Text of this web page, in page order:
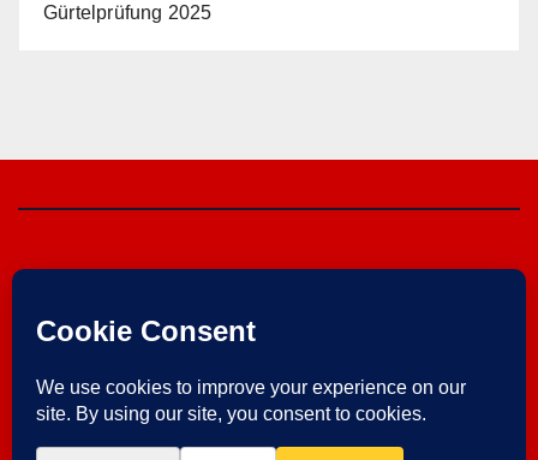
Gürtelprüfung 2025
Herzebrocker SV
von 1925 e.V.